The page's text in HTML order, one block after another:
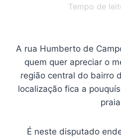
Tempo de
A rua Humberto de
quem quer apreciar o
região central do bairro
localização fica a
É neste disputado